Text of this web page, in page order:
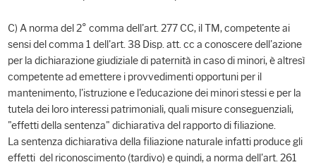
C) A norma del 2° comma dell'art. 277 CC, il TM, competente ai
sensi del comma 1 dell'art. 38 Disp. att. cc a conoscere dell'azione
per la dichiarazione giudiziale di paternità in caso di minori, è altresì
competente ad emettere i provvedimenti opportuni per il
mantenimento, l'istruzione e l'educazione dei minori stessi e per la
tutela dei loro interessi patrimoniali, quali misure conseguenziali,
"effetti della sentenza" dichiarativa del rapporto di filiazione.
La sentenza dichiarativa della filiazione naturale infatti produce gli
effetti del riconoscimento (tardivo) e quindi, a norma dell'art. 261